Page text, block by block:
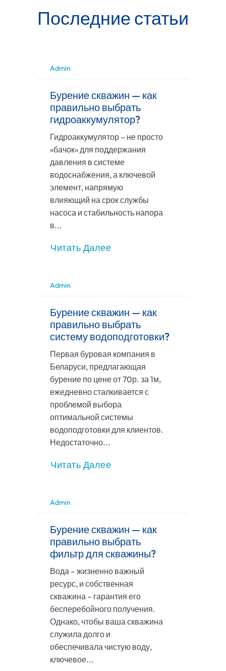
Последние статьи
Admin
Бурение скважин — как
правильно выбрать
гидроаккумулятор?
Гидроаккумулятор – не просто
«бачок» для поддержания
давления в системе
водоснабжения, а ключевой
элемент, напрямую
влияющий на срок службы
насоса и стабильность напора
в...
Читать Далее
Admin
Бурение скважин — как
правильно выбрать
систему водоподготовки?
Первая буровая компания в
Беларуси, предлагающая
бурение по цене от 70р. за 1м,
ежедневно сталкивается с
проблемой выбора
оптимальной системы
водоподготовки для клиентов.
Недостаточно...
Читать Далее
Admin
Бурение скважин — как
правильно выбрать
фильтр для скважины?
Вода – жизненно важный
ресурс, и собственная
скважина – гарантия его
бесперебойного получения.
Однако, чтобы ваша скважина
служила долго и
обеспечивала чистую воду,
ключевое...